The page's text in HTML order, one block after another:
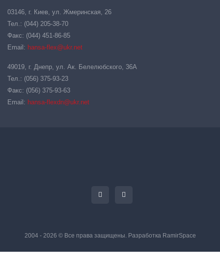
03146, г. Киев, ул. Жмеринская, 26
Тел.: (044) 205-38-70
Факс: (044) 451-86-85
Email: hansa-flex@ukr.net
49019, г. Днепр, ул. Ак. Белелюбского, 36А
Тел.: (056) 375-93-23
Факс: (056) 375-93-63
Email: hansa-flexdn@ukr.net
2004 - 2026 © Все права защищены. Разработка RamirSpace